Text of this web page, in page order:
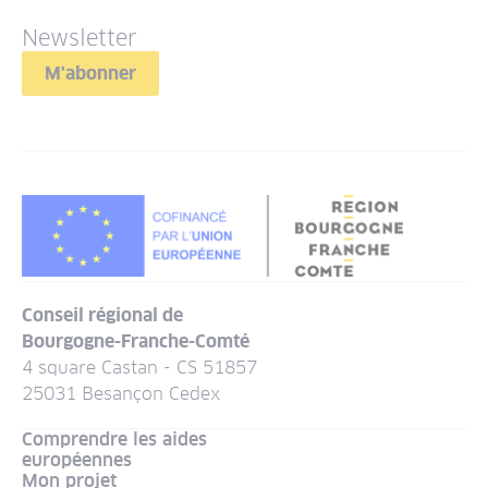
Newsletter
M'abonner
Conseil régional de
Bourgogne-Franche-Comté
4 square Castan - CS 51857
25031 Besançon Cedex
Comprendre les aides
européennes
Mon projet